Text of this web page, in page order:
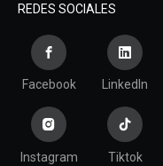
REDES SOCIALES
Facebook LinkedIn
Instagram Tiktok